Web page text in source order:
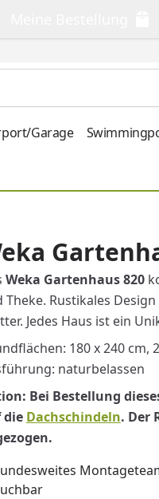
Garage
Weka Gartenhaus 820
Theke. Rustikales
Jedes Haus ist ein
180 x 240 cm,
naturbelassen
Bei Bestellung
die Dachschindeln. Der